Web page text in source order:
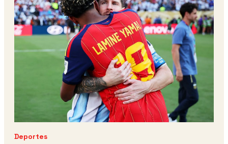
Deportes